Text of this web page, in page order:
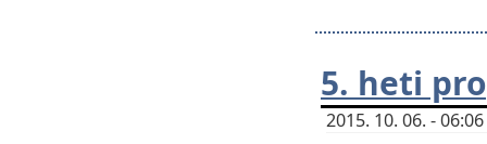
5. heti
2015. 10. 06. -